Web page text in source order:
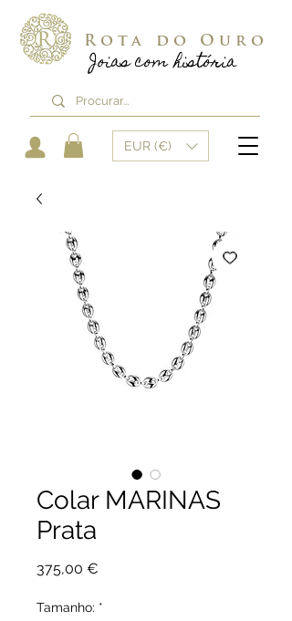
Joias com história
Rota do Ouro
EUR (€)
Colar MARINAS
Prata
375,00 €
Tamanho: *